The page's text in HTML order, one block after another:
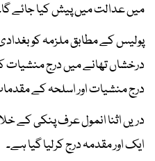
میں عدالت میں پیش کیا جائے
پولیس کے مطابق ملزمہ کو
درخشاں تھانے میں درج
درج منشیات اور اسلحہ کے
دریں اثنا انمول عرف پنکی کے
ایک اور مقدمہ درج کرلیا گیا ہے۔